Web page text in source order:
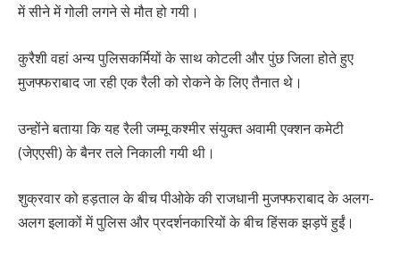
में सीने में गोली लगने से मौत हो गयी।
कुरैशी वहां अन्य पुलिसकर्मियों के साथ कोटली और पुंछ जिला होते हुए
मुजफ्फराबाद जा रही एक रैली को रोकने के लिए तैनात थे।
उन्होंने बताया कि यह रैली जम्मू कश्मीर संयुक्त अवामी एक्शन कमेटी
(जेएएसी) के बैनर तले निकाली गयी थी।
शुक्रवार को हड़ताल के बीच पीओके की राजधानी मुजफ्फराबाद के अलग-
अलग इलाकों में पुलिस और प्रदर्शनकारियों के बीच हिंसक झड़पें हुईं।